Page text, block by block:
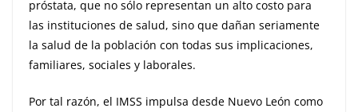
próstata, que no sólo representan un alto costo para
las instituciones de salud, sino que dañan seriamente
la salud de la población con todas sus implicaciones,
familiares, sociales y laborales.
Por tal razón, el IMSS impulsa desde Nuevo León como